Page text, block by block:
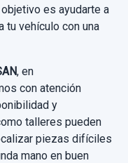
es ayudarte a
tu vehículo con una
, en
con atención
y
talleres pueden
piezas difíciles
mano en buen